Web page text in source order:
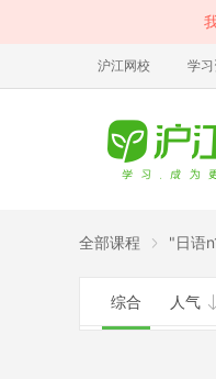
沪江网校 学
全部课程 "日语
综合 人气